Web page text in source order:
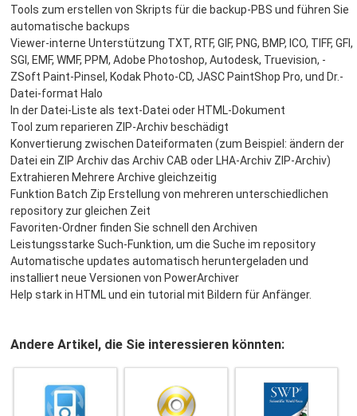
Tools zum erstellen von Skripts für die backup-PBS und führen Sie
automatische backups
Viewer-interne Unterstützung TXT, RTF, GIF, PNG, BMP, ICO, TIFF, GFI,
SGI, EMF, WMF, PPM, Adobe Photoshop, Autodesk, Truevision, -
ZSoft Paint-Pinsel, Kodak Photo-CD, JASC PaintShop Pro, und Dr.-
Datei-format Halo
In der Datei-Liste als text-Datei oder HTML-Dokument
Tool zum reparieren ZIP-Archiv beschädigt
Konvertierung zwischen Dateiformaten (zum Beispiel: ändern der
Datei ein ZIP Archiv das Archiv CAB oder LHA-Archiv ZIP-Archiv)
Extrahieren Mehrere Archive gleichzeitig
Funktion Batch Zip Erstellung von mehreren unterschiedlichen
repository zur gleichen Zeit
Favoriten-Ordner finden Sie schnell den Archiven
Leistungsstarke Such-Funktion, um die Suche im repository
Automatische updates automatisch heruntergeladen und
installiert neue Versionen von PowerArchiver
Help stark in HTML und ein tutorial mit Bildern für Anfänger.
Andere Artikel, die Sie interessieren könnten: